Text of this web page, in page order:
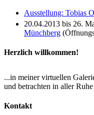
Ausstellung: Tobias
20.04.2013 bis 26.
Münchberg
Herzlich willkommen!
...in meiner virtuellen
und betrachten in aller
Kontakt